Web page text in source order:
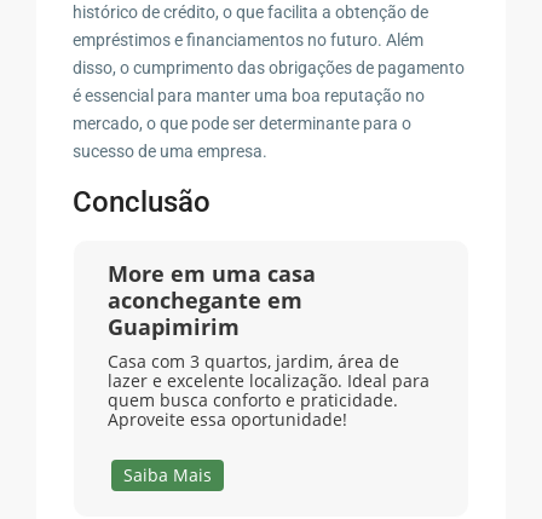
histórico de crédito, o que facilita a obtenção de
empréstimos e financiamentos no futuro. Além
disso, o cumprimento das obrigações de pagamento
é essencial para manter uma boa reputação no
mercado, o que pode ser determinante para o
sucesso de uma empresa.
Conclusão
More em uma casa
aconchegante em
Guapimirim
Casa com 3 quartos, jardim, área de
lazer e excelente localização. Ideal para
quem busca conforto e praticidade.
Aproveite essa oportunidade!
Saiba Mais